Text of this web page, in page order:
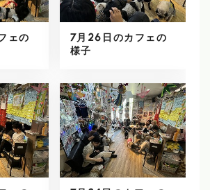
ェの
7月26日のカフェの
様子